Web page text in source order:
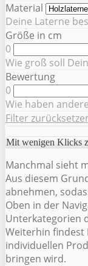
Material
Deine Laterne
Größe in cm
0
Wie groß soll
Bewertung
0
Wie haben
Filter
Mit wenigen Klicks
Manchmal sieht
Aus diesem
abnehmen,
Oben in der
Unterkategorien
Weiterhin findest
individuellen
bringen wird.